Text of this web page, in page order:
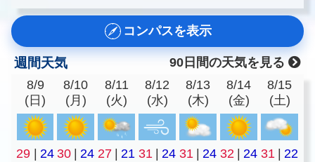
コンパスを表示
週間天気
90日間の天気を見る
8/9
(日)
8/10
(月)
8/11
(火)
8/12
(水)
8/13
(木)
8/14
(金)
8/15
(土)
29 | 24 30 | 24 27 | 21 31 | 24 31 | 24 32 | 24 31 | 22